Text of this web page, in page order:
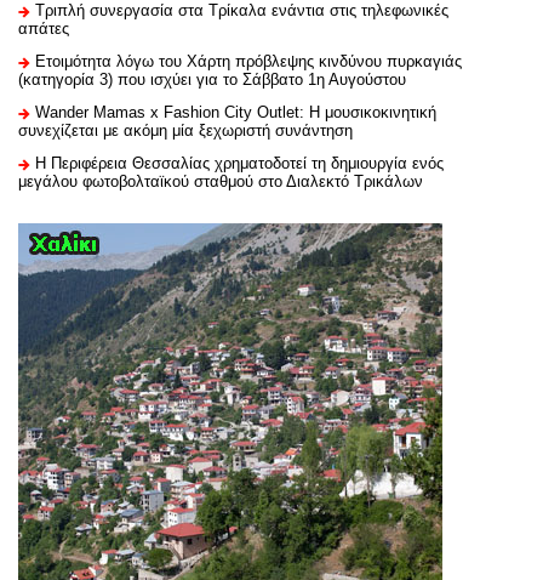
Τριπλή συνεργασία στα Τρίκαλα ενάντια στις τηλεφωνικές
απάτες
Ετοιμότητα λόγω του Χάρτη πρόβλεψης κινδύνου πυρκαγιάς
(κατηγορία 3) που ισχύει για το Σάββατο 1η Αυγούστου
Wander Mamas x Fashion City Outlet: Η μουσικοκινητική
συνεχίζεται με ακόμη μία ξεχωριστή συνάντηση
H Περιφέρεια Θεσσαλίας χρηματοδοτεί τη δημιουργία ενός
μεγάλου φωτοβολταϊκού σταθμού στο Διαλεκτό Τρικάλων